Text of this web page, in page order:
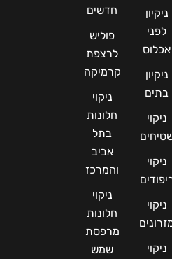
ניקיון
לפני
אכלוס
ניקיון
בתים
ניקוי
ניקוי
ניקוי
ניקוי
חדשים
פוליש
לרצפת
קרמיקה
ניקוי
חלונות
בתל
אביב
והמרכז
ניקוי
חלונות
מרפסת
שמש